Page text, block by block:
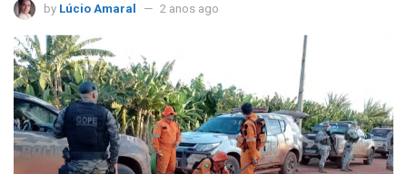
by Lúcio Amaral 2 anos ago